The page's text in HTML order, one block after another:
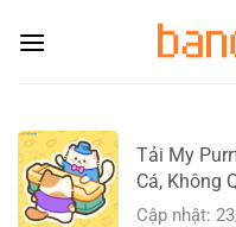
Tải My
Cá, Không
Cập nhật: